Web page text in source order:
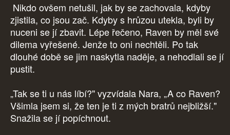
Nikdo ovšem netušil, jak by se zachovala, kdyby
zjistila, co jsou zač. Kdyby s hrůzou utekla, byli by
nuceni se jí zbavit. Lépe řečeno, Raven by měl své
dilema vyřešené. Jenže to oni nechtěli. Po tak
dlouhé době se jim naskytla naděje, a nehodlali se jí
pustit.
„Tak se ti u nás líbí?" vyzvídala Nara, „A co Raven?
Všimla jsem si, že ten je ti z mých bratrů nejbližší."
Snažila se jí popíchnout.